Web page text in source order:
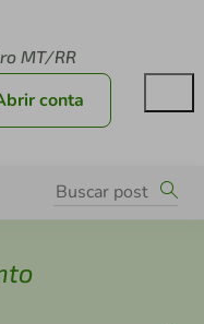
MT/RR
conta